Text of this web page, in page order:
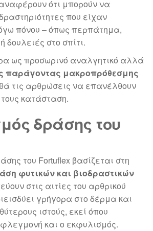
ότι μπορούν να
που είχαν
πόνου – όπως περπάτημα,
στο σπίτι.
ως προσωρινό αναλγητικό αλλά
παράγοντας μακροπρόθεσμης
τις αρθρώσεις να επανέλθουν
κατάσταση.
δράσης του
του Fortuflex βασίζεται στη
φυτικών και βιοδραστικών
στις αιτίες του αρθρικού
γρήγορα στο δέρμα και
ιστούς, εκεί όπου
και ο εκφυλισμός.